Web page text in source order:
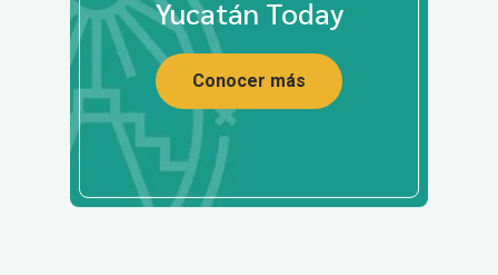
Yucatán Today
Conocer más